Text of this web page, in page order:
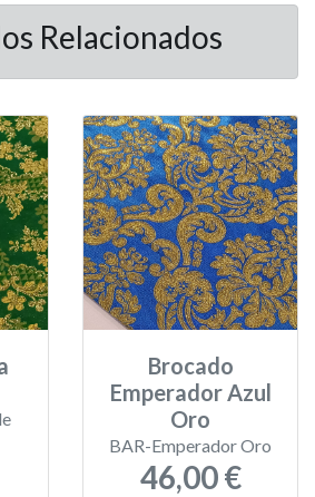
Relacionados
Brocado
Emperador Azul
Oro
BAR-Emperador Oro
46,00 €